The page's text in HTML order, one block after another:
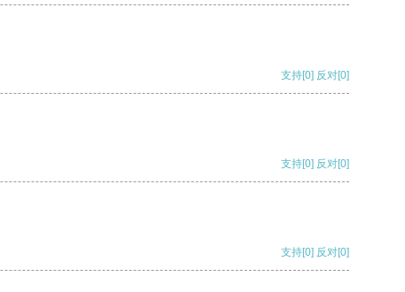
支持[0] 反对[0]
支持[0] 反对[0]
支持[0] 反对[0]